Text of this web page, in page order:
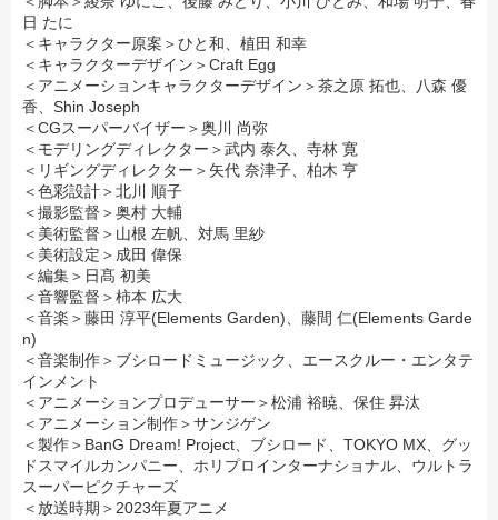
日 たに
＜キャラクター原案＞ひと和、植田 和幸
＜キャラクターデザイン＞Craft Egg
＜アニメーションキャラクターデザイン＞茶之原 拓也、八森 優
香、Shin Joseph
＜CGスーパーバイザー＞奥川 尚弥
＜モデリングディレクター＞武内 泰久、寺林 寛
＜リギングディレクター＞矢代 奈津子、柏木 亨
＜色彩設計＞北川 順子
＜撮影監督＞奥村 大輔
＜美術監督＞山根 左帆、対馬 里紗
＜美術設定＞成田 偉保
＜編集＞日髙 初美
＜音響監督＞柿本 広大
＜音楽＞藤田 淳平(Elements Garden)、藤間 仁(Elements Garde
n)
＜音楽制作＞ブシロードミュージック、エースクルー・エンタテ
インメント
＜アニメーションプロデューサー＞松浦 裕暁、保住 昇汰
＜アニメーション制作＞サンジゲン
＜製作＞BanG Dream! Project、ブシロード、TOKYO MX、グッ
ドスマイルカンパニー、ホリプロインターナショナル、ウルトラ
スーパーピクチャーズ
＜放送時期＞2023年夏アニメ